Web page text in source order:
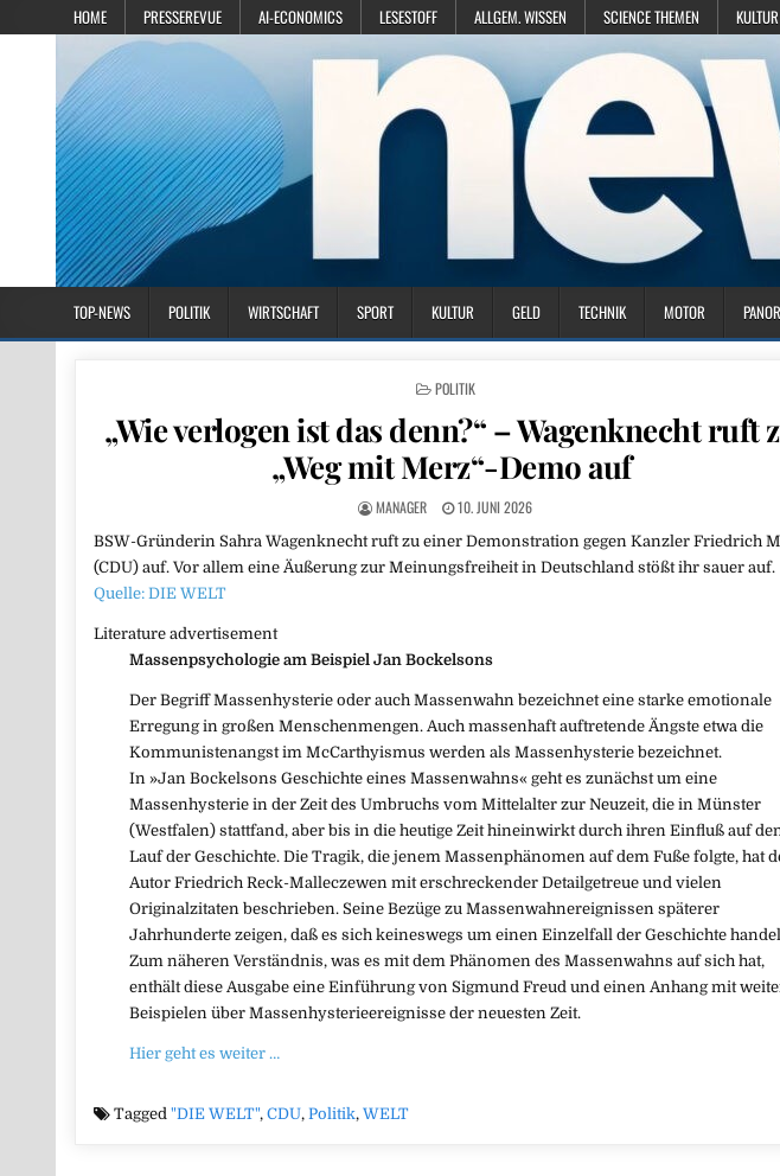
HOME PRESSEREVUE AI-ECONOMICS LESESTOFF ALLGEM. WISSEN SCIENCE THEMEN KULTUR
TOP-NEWS POLITIK WIRTSCHAFT SPORT KULTUR GELD TECHNIK MOTOR
POSTED IN
POLITIK
„Wie verlogen ist das denn?“ – Wagenknecht ruft
„Weg mit Merz“-Demo auf
MANAGER 10. JUNI 2026
BSW-Gründerin Sahra Wagenknecht ruft zu einer Demonstration gegen Kanzler Friedrich
(CDU) auf. Vor allem eine Äußerung zur Meinungsfreiheit in Deutschland stößt ihr sauer auf.
Quelle: DIE WELT
Literature advertisement
Massenpsychologie am Beispiel Jan Bockelsons
Der Begriff Massenhysterie oder auch Massenwahn bezeichnet eine starke emotionale
Erregung in großen Menschenmengen. Auch massenhaft auftretende Ängste etwa die
Kommunistenangst im McCarthyismus werden als Massenhysterie bezeichnet.
In »Jan Bockelsons Geschichte eines Massenwahns« geht es zunächst um eine
Massenhysterie in der Zeit des Umbruchs vom Mittelalter zur Neuzeit, die in Münster
(Westfalen) stattfand, aber bis in die heutige Zeit hineinwirkt durch ihren Einfluß auf
Lauf der Geschichte. Die Tragik, die jenem Massenphänomen auf dem Fuße folgte, hat
Autor Friedrich Reck-Malleczewen mit erschreckender Detailgetreue und vielen
Originalzitaten beschrieben. Seine Bezüge zu Massenwahnereignissen späterer
Jahrhunderte zeigen, daß es sich keineswegs um einen Einzelfall der Geschichte
Zum näheren Verständnis, was es mit dem Phänomen des Massenwahns auf sich hat,
enthält diese Ausgabe eine Einführung von Sigmund Freud und einen Anhang mit
Beispielen über Massenhysterieereignisse der neuesten Zeit.
Hier geht es weiter …
Tagged"DIE WELT",CDU,Politik,WELT